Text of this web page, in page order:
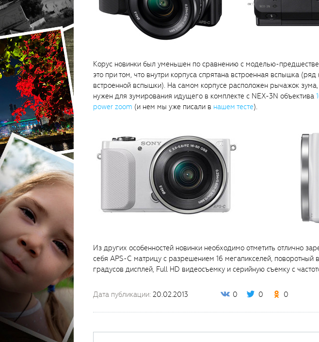
Корус новинки был уменьшен по сравнению с моделью-
это при том, что внутри корпуса спрятана встроенная вспышка
встроенной вспышки). На самом корпусе расположен рычажок
нужен для зумирования идущего в комплекте с NEX-3N объектива
power zoom (и нем мы уже писали в нашем тесте).
Из других особенностей новинки необходимо отметить отлично
себя APS-C матрицу с разрешением 16 мегапикселей, поворотный
градусов дисплей, Full HD видеосъемку и серийную съемку с
Дата публикации: 20.02.2013 0 0 0